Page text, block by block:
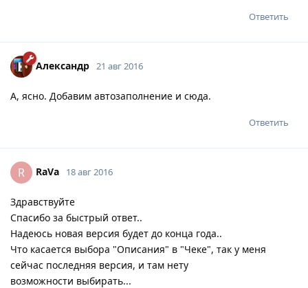
Ответить
Александр 21 авг 2016
А, ясно. Добавим автозаполнение и сюда.
Ответить
R RaVa 18 авг 2016
Здравствуйте
Спасибо за быстрый ответ..
Надеюсь новая версия будет до конца года..
Что касается выбора "Описания" в "Чеке", так у меня
сейчас последняя версия, и там нету
возможности выбирать...